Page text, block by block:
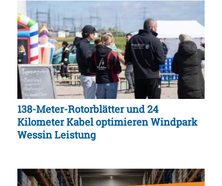
138-Meter-Rotorblätter und 24
Kilometer Kabel optimieren Windpark
Wessin Leistung